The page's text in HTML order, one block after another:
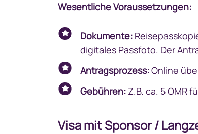
Wesentliche Voraussetzungen:
Dokumente:
digitales Passfoto. Der
Antragsprozess:Online
Gebühren: Z.B. ca. 5 OMR
Visa mit Sponsor /